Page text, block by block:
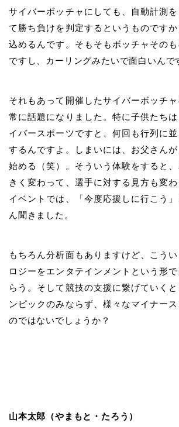
サイバーボッチャにしても、自動計測
て勝ち負けを判定するというものです
込めるんです。そもそもボッチャその
ですし、カーリングみたいで面白いんで
それもあって開催したサイバーボッチ
常に話題になりました。特に子供たち
イバースポーツですと、何回も行列に
するんですよ。しまいには、お父さん
始める（笑）。そういう体験をすると
きく変わって、選手に対する見方も変
イベントでは、「今度応援しに行こう
ん聞きました。
もちろん分析面もありますけど、こう
ロジーをエンタテインメントという形
らう。そして競技の支援に繋げていく
ンピックのみならず、様々なマイナー
のではないでしょうか？
山本太郎（やまもと・たろう）